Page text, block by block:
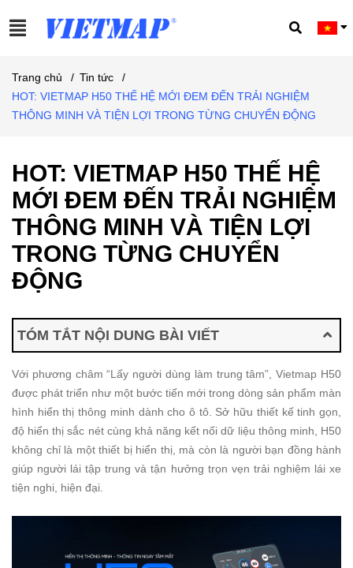
Trang chủ / Tin tức
/
HOT: VIETMAP H50 THẾ HỆ MỚI ĐEM ĐẾN TRẢI NGHIỆM
THÔNG MINH VÀ TIỆN LỢI TRONG TỪNG CHUYỂN ĐỘNG
HOT: VIETMAP H50 THẾ HỆ
MỚI ĐEM ĐẾN TRẢI NGHIỆM
THÔNG MINH VÀ TIỆN LỢI
TRONG TỪNG CHUYỂN
ĐỘNG
TÓM TẮT NỘI DUNG BÀI VIẾT
Với phương châm “Lấy người dùng làm trung tâm”, Vietmap H50
được phát triển như một bước tiến mới trong dòng sản phẩm màn
hình hiển thị thông minh dành cho ô tô. Sở hữu thiết kế tinh gọn,
độ hiển thị sắc nét cùng khả năng kết nối dữ liệu thông minh, H50
không chỉ là một thiết bị hiển thị, mà còn là người bạn đồng hành
giúp người lái tập trung và tận hưởng trọn vẹn trải nghiệm lái xe
tiện nghi, hiện đại.